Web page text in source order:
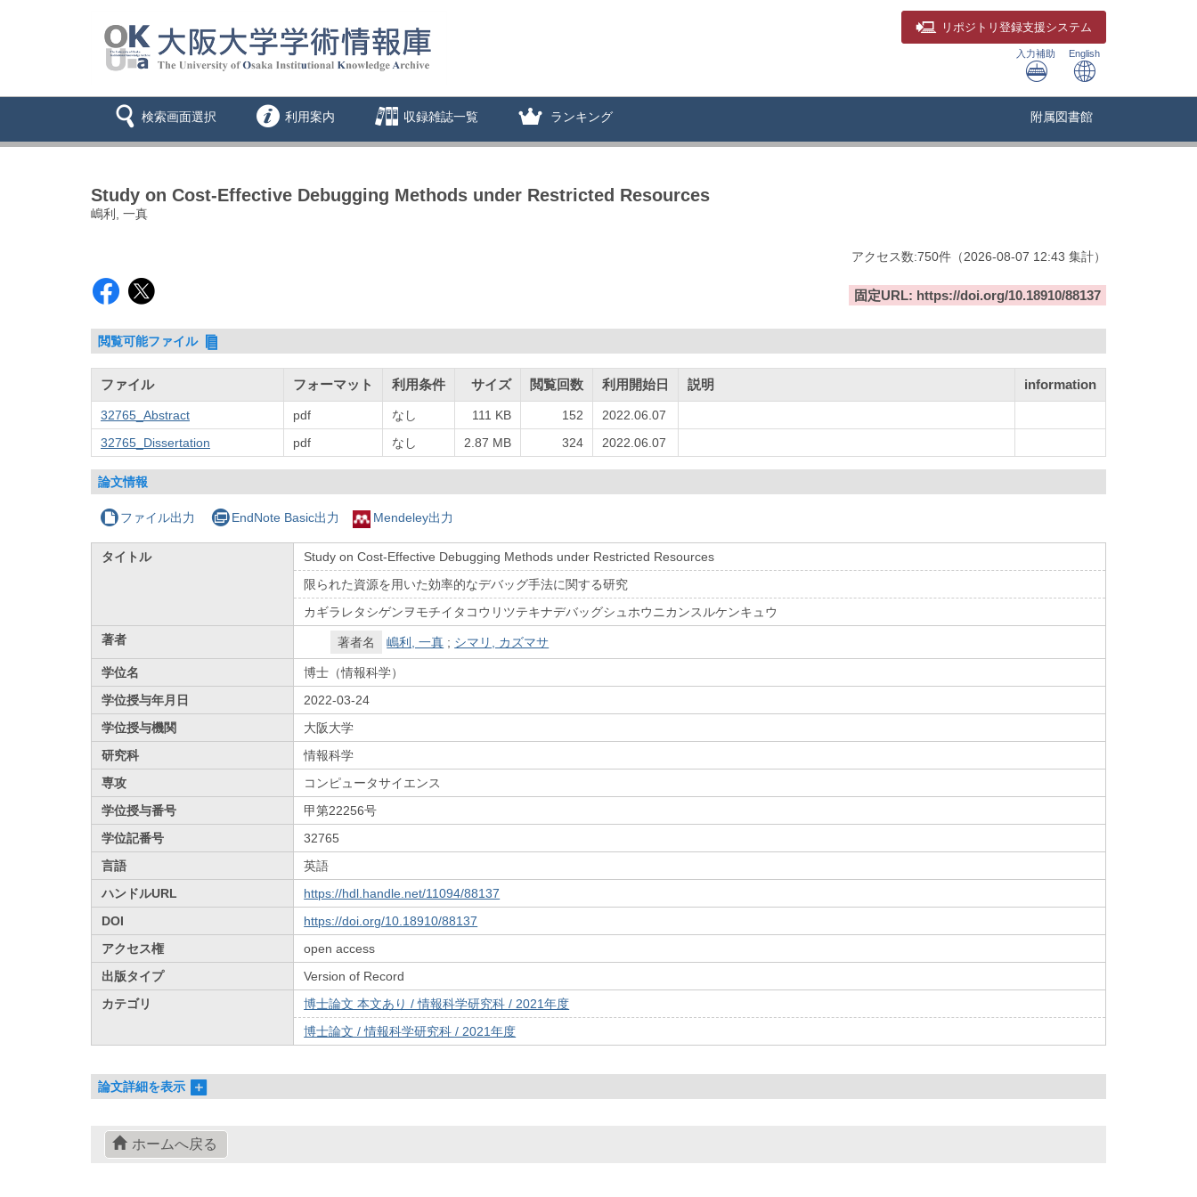
リポジトリ 登録支援システム
入力補助 English
検索画面選択 利用案内 収録雑誌一覧 ランキング 附属図書館
Study on Cost-Effective Debugging Methods under Restricted Resources
嶋利, 一真
アクセス数:750件 （2026-08-07 12:43 集計）
固定URL: https://doi.org/10.18910/88137
閲覧可能ファイル
ファイル フォーマット 利用条件 サイズ 閲覧回数 利用開始日 説明 information
32765_Abstract pdf なし 111 KB 152
2022.06.07
32765_Dissertation
pdf なし 2.87 MB 324 2022.06.07
論文情報
ファイル出力 EndNote Basic出力 Mendeley出力
タイトル
Study on Cost-Effective Debugging Methods under Restricted Resources
限られた資源を用いた効率的なデバッグ手法に関する研究
カギラレタシゲンヲモチイタコウリツテキナデバッグシュホウニカンスルケンキュウ
著者
著者名 嶋利, 一真 ; シマリ, カズマサ
学位名
博士（情報科学）
学位授与年月日
2022-03-24
学位授与機関
大阪大学
研究科
情報科学
専攻
コンピュータサイエンス
学位授与番号
甲第22256号
学位記番号
32765
言語
英語
ハンドルURL
https://hdl.handle.net/11094/88137
DOI
https://doi.org/10.18910/88137
アクセス権
open access
出版タイプ
Version of Record
カテゴリ
博士論文 本文あり / 情報科学研究科 / 2021年度
博士論文 / 情報科学研究科 / 2021年度
論文詳細を表示
ホームへ戻る